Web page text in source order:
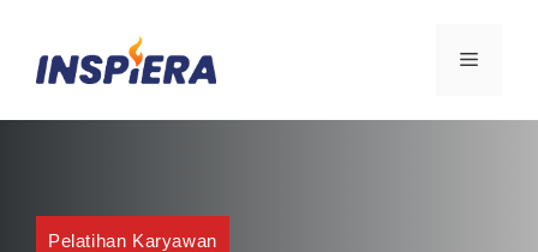
content
MENU
Pelatihan Karyawan